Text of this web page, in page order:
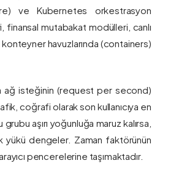
ve Kubernetes orkestrasyon
finansal mutabakat modülleri, canlı
havuzlarında (containers)
ağ isteğinin (request per second)
coğrafi olarak son kullanıcıya en
aşırı yoğunluğa maruz kalırsa,
yükü dengeler. Zaman faktörünün
pencerelerine taşımaktadır.